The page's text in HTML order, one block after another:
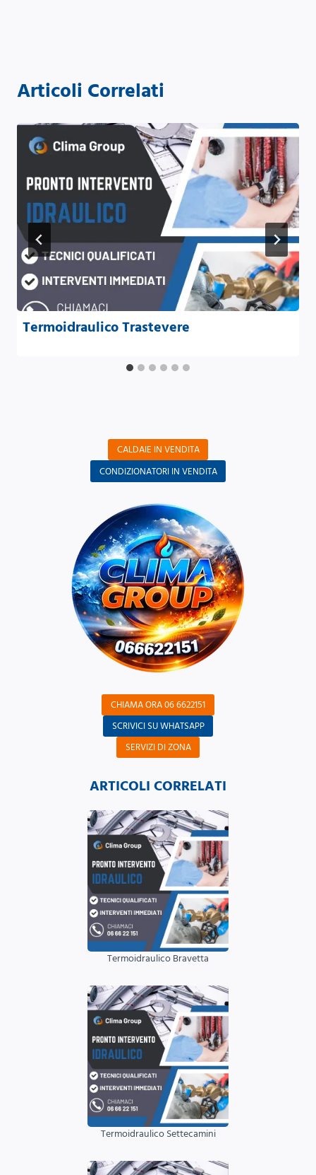
Articoli Correlati
Termoidraulico Trastevere
CALDAIE IN VENDITA
CONDIZIONATORI IN VENDITA
CHIAMA ORA 06 6622151
SCRIVICI SU WHATSAPP
SERVIZI DI ZONA
ARTICOLI CORRELATI
Termoidraulico Bravetta
Termoidraulico Settecamini